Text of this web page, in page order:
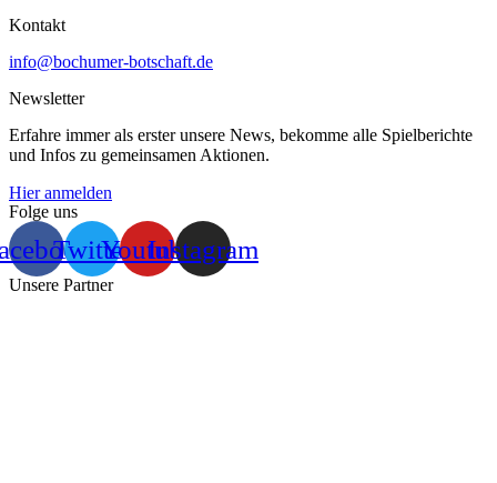
Kontakt
info@bochumer-botschaft.de
Newsletter
Erfahre immer als erster unsere News, bekomme alle Spielberichte
und Infos zu gemeinsamen Aktionen.
Hier anmelden
Folge uns
TwitterYoutubeInstagram
Unsere Partner